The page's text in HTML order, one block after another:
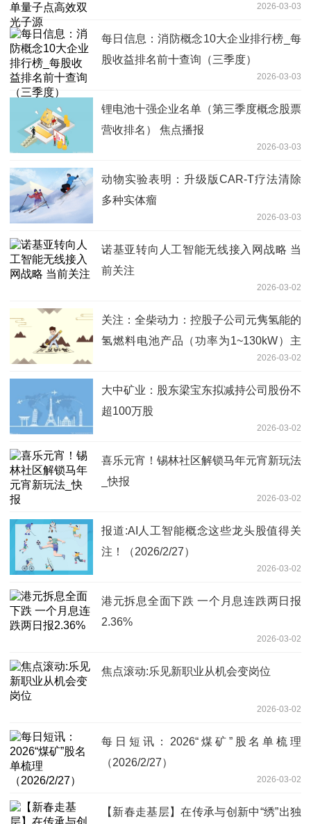
2026-03-03
每日信息：消防概念10大企业排行榜_每
股收益排名前十查询（三季度）
2026-03-03
锂电池十强企业名单（第三季度概念股票
营收排名） 焦点播报
2026-03-03
动物实验表明：升级版CAR-T疗法清除
多种实体瘤
2026-03-03
诺基亚转向人工智能无线接入网战略 当
前关注
2026-03-02
关注：全柴动力：控股子公司元隽氢能的
氢燃料电池产品（功率为1~130kW）主
要适用于交通、叉车、储能等领域2026-03-02
大中矿业：股东梁宝东拟减持公司股份不
超100万股
2026-03-02
喜乐元宵！锡林社区解锁马年元宵新玩法
_快报
2026-03-02
报道:AI人工智能概念这些龙头股值得关
注！（2026/2/27）
2026-03-02
港元拆息全面下跌 一个月息连跌两日报
2.36%
2026-03-02
焦点滚动:乐见新职业从机会变岗位
2026-03-02
每日短讯：2026“煤矿”股名单梳理
（2026/2/27）
2026-03-02
【新春走基层】在传承与创新中“绣”出独